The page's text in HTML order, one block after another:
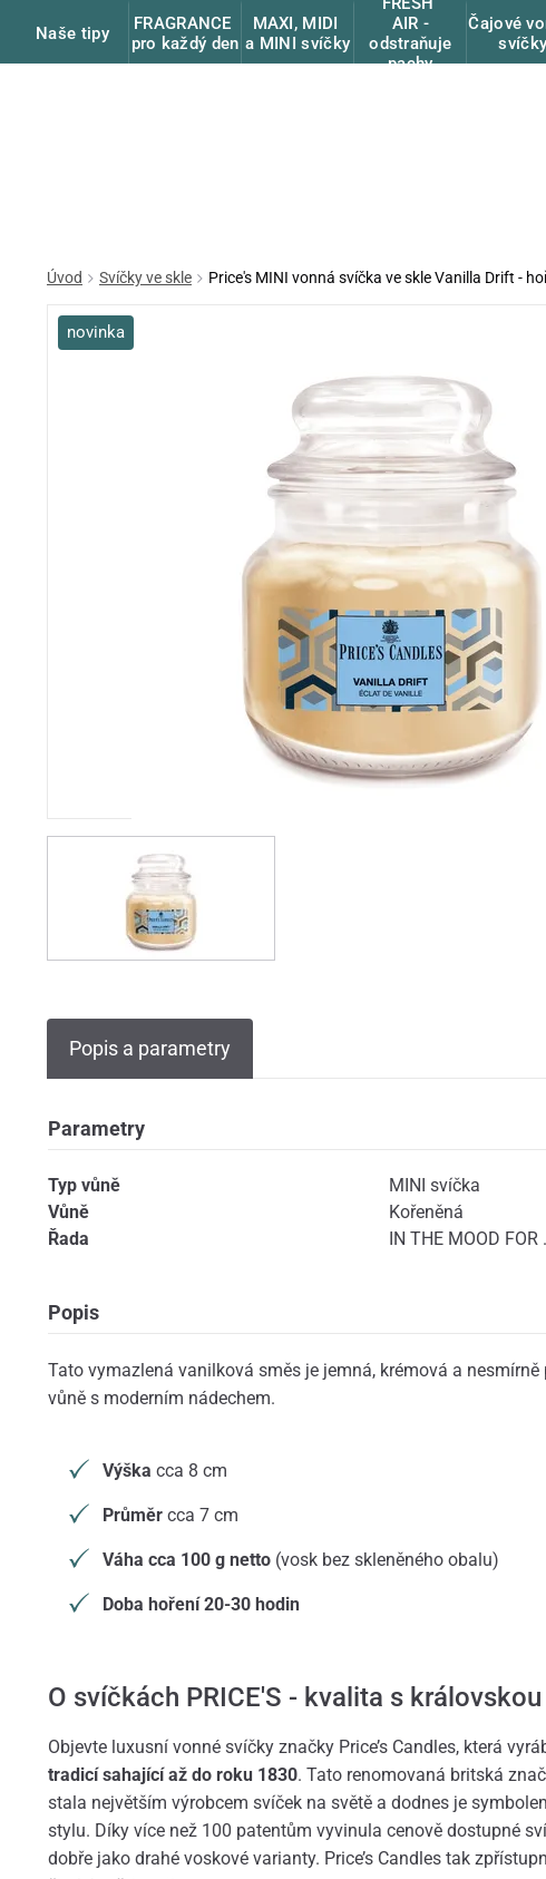
Naše tipy
FRAGRANCE
pro každý den
MAXI, MIDI
a MINI svíčky
AIR -
odstraňuje
pachy
Čajové
svíčky
Úvod Svíčky ve skle Price's MINI vonná svíčka ve skle Vanilla Drift -
novinka
Popis a parametry
Parametry
Typ vůně
MINI svíčka
Vůně
Kořeněná
Řada
IN THE MOOD FOR
Popis
Tato vymazlená vanilková směs je jemná, krémová a
vůně s moderním nádechem.
Výška cca 8 cm
Průměrcca 7 cm
Váha cca 100 g netto(vosk bez skleněného obalu)
Doba hoření 20-30 hodin
O svíčkách PRICE'S - kvalita s
Objevte luxusní vonné svíčky značky Price’s Candles, která
tradicí sahající až do roku 1830. Tato renomovaná britská
stala největším výrobcem svíček na světě a dodnes je
stylu. Díky více než 100 patentům vyvinula cenově dostupné
dobře jako drahé voskové varianty. Price’s Candles tak